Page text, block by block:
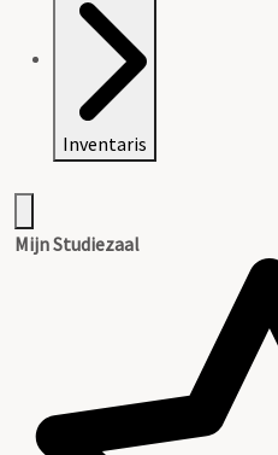
Inventaris
Mijn Studiezaal